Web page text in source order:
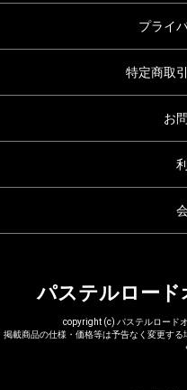
プライ
特定商取
お
パステルロード
copyright (c) パステルロード
掲載商品の仕様・価格等は予告なく変更す